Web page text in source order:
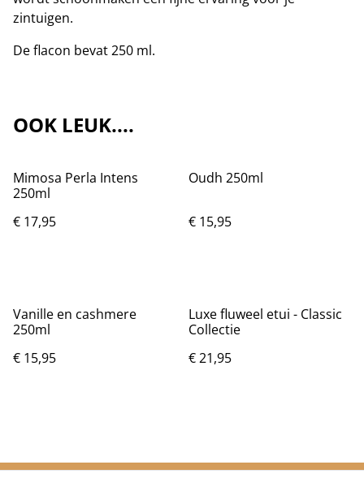
zintuigen.
De flacon bevat 250 ml.
OOK LEUK....
Mimosa Perla Intens
250ml
€ 17,95
Oudh 250ml
€ 15,95
Vanille en cashmere
250ml
€ 15,95
Luxe fluweel etui - Classic
Collectie
€ 21,95